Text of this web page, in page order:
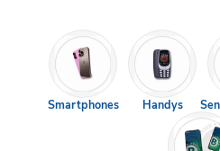
Smartphones Handys